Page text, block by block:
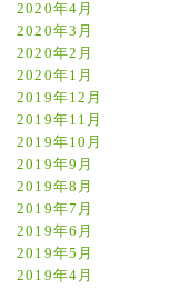
2020年4月
2020年3月
2020年2月
2020年1月
2019年12月
2019年11月
2019年10月
2019年9月
2019年8月
2019年7月
2019年6月
2019年5月
2019年4月